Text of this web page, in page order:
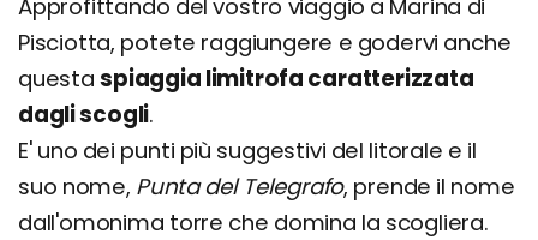
Approfittando del vostro viaggio a Marina di
Pisciotta, potete raggiungere e godervi anche
questaspiaggia limitrofa caratterizzata
dagli scogli.
E' uno dei punti più suggestivi del litorale e il
suo nome, Punta del Telegrafo, prende il nome
dall'omonima torre che domina la scogliera.